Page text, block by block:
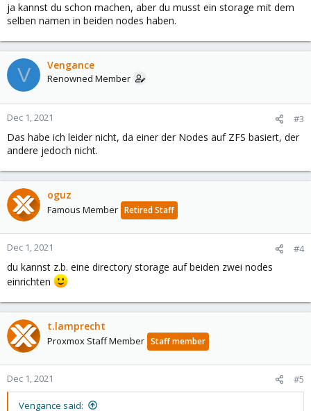
ja kannst du schon machen, aber du musst ein storage mit dem
selben namen in beiden nodes haben.
V Vengance
Renowned Member
Dec 1, 2021 #3
Das habe ich leider nicht, da einer der Nodes auf ZFS basiert, der
andere jedoch nicht.
oguz
Famous Member Retired Staff
Dec 1, 2021 #4
du kannst z.b. eine directory storage auf beiden zwei nodes
einrichten
t.lamprecht
Proxmox Staff Member Staff member
Dec 1, 2021 #5
Vengance said: